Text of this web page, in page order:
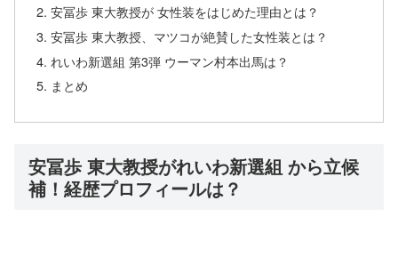
安冨歩 東大教授が 女性装をはじめた理由とは？
安冨歩 東大教授、マツコが絶賛した女性装とは？
れいわ新選組 第3弾 ウーマン村本出馬は？
まとめ
安冨歩 東大教授がれいわ新選組 から立候
補！経歴プロフィールは？